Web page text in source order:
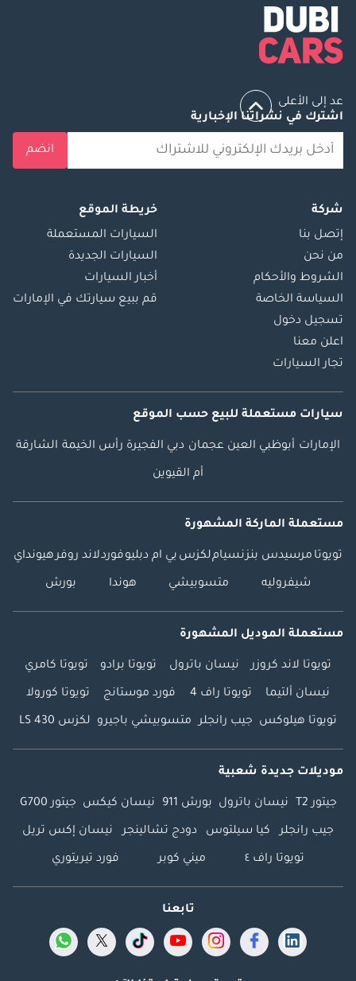
عد إلى الأعلى
اشترك في نشراتنا الإخبارية
انضم
شركة
إتصل بنا
من نحن
الشروط والأحكام
السياسة الخاصة
تسجيل دخول
اعلن معنا
تجار السيارات
خريطة الموقع
السيارات المستعملة
السيارات الجديدة
أخبار السيارات
قم ببيع سيارتك في الإمارات
سيارات مستعملة للبيع حسب الموقع
الإمارات أبوظبي العين عجمان دبي الفجيرة رأس الخيمة الشارقة
أم القيوين
مستعملة الماركة المشهورة
تويوتا مرسيدس بنزنسياملكزس بي ام دبليوفوردلاند روفرهيونداي
شيفروليه متسوبيشي هوندا بورش
مستعملة الموديل المشهورة
تويوتا لاند كروزر نيسان باترول تويوتا برادو تويوتا كامري
نيسان ألتيما تويوتا راف 4 فورد موستانج تويوتا كورولا
تويوتا هيلوكس جيب رانجلر متسوبيشي باجيرو لكزس LS 430
موديلات جديدة شعبية
جيتور T2 نيسان باترول بورش 911 نيسان كيكس جيتور G700
جيب رانجلر كيا سيلتوس دودج تشالينجر نيسان إكس تريل
تويوتا راف ٤ ميني كوبر فورد تيريتوري
تابعنا